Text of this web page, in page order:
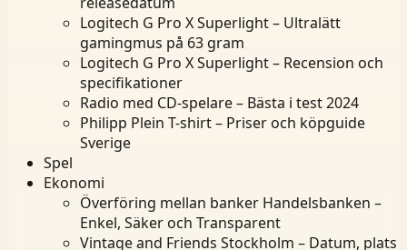
Logitech G Pro X Superlight – Ultralätt
gamingmus på 63 gram
Logitech G Pro X Superlight – Recension och
specifikationer
Radio med CD-spelare – Bästa i test 2024
Philipp Plein T-shirt – Priser och köpguide
Sverige
Spel
Ekonomi
Överföring mellan banker Handelsbanken –
Enkel, Säker och Transparent
Vintage and Friends Stockholm – Datum, plats